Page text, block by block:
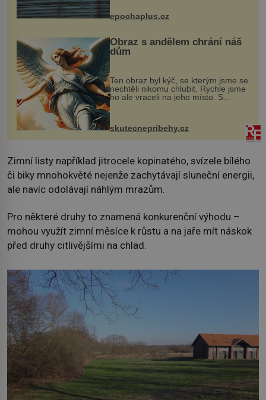
života. Dnes nepochopiteln...
epochaplus.cz
Obraz s andělem chrání náš
dům
Ten obraz byl kýč, se kterým jsme se
nechtěli nikomu chlubit. Rychle jsme
ho ale vraceli na jeho místo. S
manželem Vaškem jsme si pořídili
chaloupku, takový domek na severu
Čech, kde jsme si naplánova...
skutecnepribehy.cz
Zimní listy například jitrocele kopinatého, svízele bílého
či biky mnohokvěté nejenže zachytávají sluneční energii,
ale navíc odolávají náhlým mrazům.
Pro některé druhy to znamená konkurenční výhodu –
mohou využít zimní měsíce k růstu a na jaře mít náskok
před druhy citlivějšími na chlad.